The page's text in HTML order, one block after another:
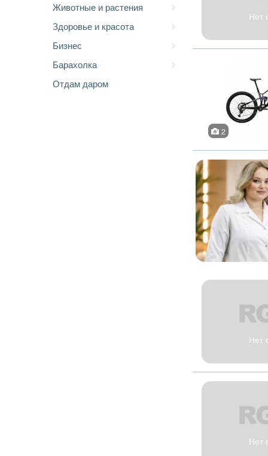
Животные и растения
Здоровье и красота
Бизнес
Барахолка
Отдам даром
Нет
2
Нет
Нет